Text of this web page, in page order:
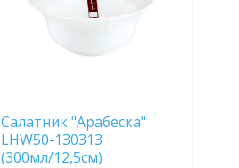
Салатник "Арабеска"
LHW50-130313
(300мл/12,5см)